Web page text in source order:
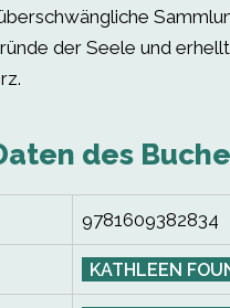
der Seele und
des
9781609382834
KATHLEEN